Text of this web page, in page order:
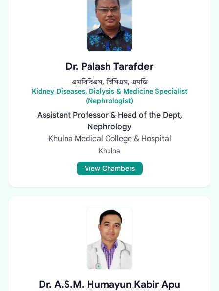
Dr. Palash Tarafder
এমবিবিএস, বিসিএস, এমডি
Kidney Diseases, Dialysis & Medicine Specialist
(Nephrologist)
Assistant Professor & Head of the Dept,
Nephrology
Khulna Medical College & Hospital
Khulna
View Chambers
Dr. A.S.M. Humayun Kabir Apu